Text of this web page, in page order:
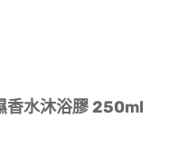
香水沐浴膠 250ml